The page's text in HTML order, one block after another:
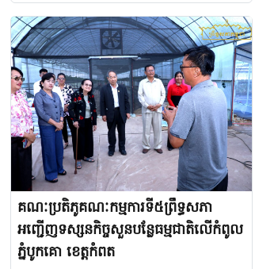
គណៈប្រតិភូគណៈកម្មការទី៥ព្រឹទ្ធសភា
អញ្ជើញទស្សនកិច្ចសួនបន្លែធម្មជាតិលើកំពូល
ភ្នំបូកគោ ខេត្តកំពត